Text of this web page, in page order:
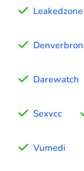
Leakedzone
Darewatch
Sexvcc
Vumedi